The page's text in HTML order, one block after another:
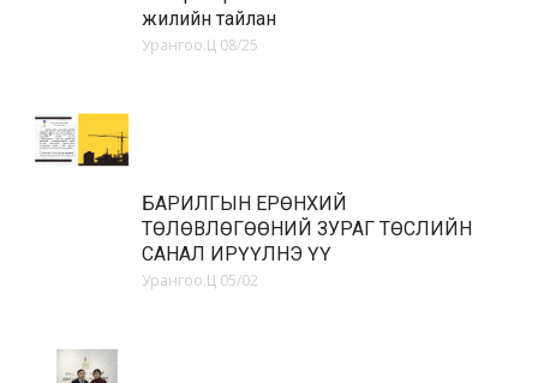
жилийн тайлан
Урангоо.Ц 08/25
БАРИЛГЫН ЕРӨНХИЙ
ТӨЛӨВЛӨГӨӨНИЙ ЗУРАГ ТӨСЛИЙН
САНАЛ ИРҮҮЛНЭ ҮҮ
Урангоо.Ц 05/02